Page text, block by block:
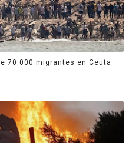
70.000 migrantes en Ceuta